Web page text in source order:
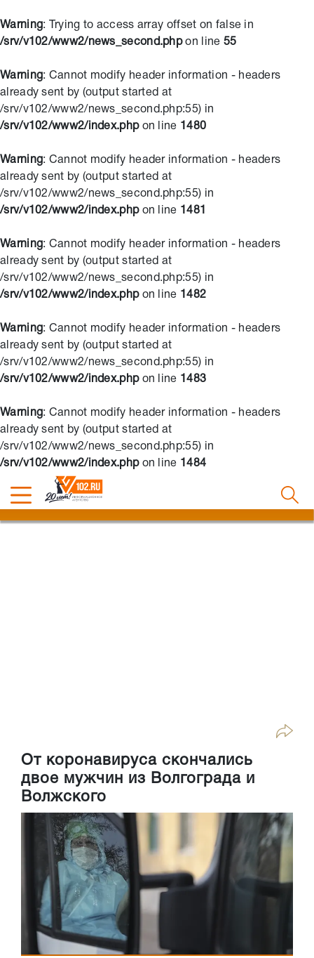
Warning : Trying to access array offset on false in
/srv/v102/www2/news_second.phpon line 55
Warning : Cannot modify header information - headers
already sent by (output started at
/srv/v102/www2/news_second.php:55) in
/srv/v102/www2/index.phpon line 1480
Warning : Cannot modify header information - headers
already sent by (output started at
/srv/v102/www2/news_second.php:55) in
/srv/v102/www2/index.phpon line 1481
Warning : Cannot modify header information - headers
already sent by (output started at
/srv/v102/www2/news_second.php:55) in
/srv/v102/www2/index.phpon line 1482
Warning : Cannot modify header information - headers
already sent by (output started at
/srv/v102/www2/news_second.php:55) in
/srv/v102/www2/index.phpon line 1483
Warning : Cannot modify header information - headers
already sent by (output started at
/srv/v102/www2/news_second.php:55) in
/srv/v102/www2/index.phpon line 1484
От коронавируса скончались
двое мужчин из Волгограда и
Волжского